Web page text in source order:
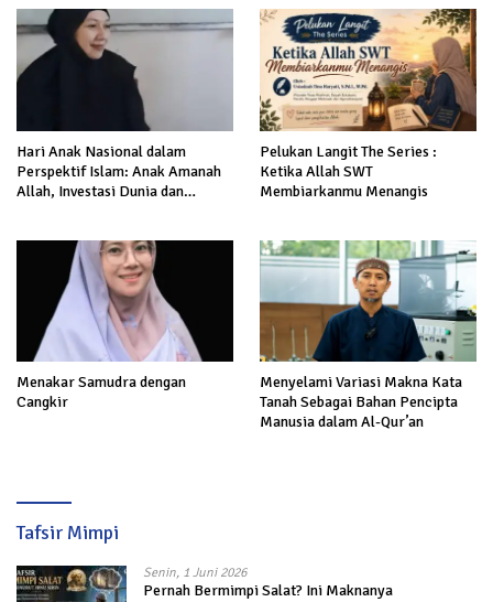
Hari Anak Nasional dalam
Perspektif Islam: Anak Amanah
Allah, Investasi Dunia dan
Pelukan Langit The Series :
Ketika Allah SWT
Membiarkanmu Menangis
Menakar Samudra dengan
Cangkir
Menyelami Variasi Makna Kata
Tanah Sebagai Bahan Pencipta
Manusia dalam Al-Qur’an
Tafsir Mimpi
Senin, 1 Juni 2026
Pernah Bermimpi Salat? Ini Maknanya